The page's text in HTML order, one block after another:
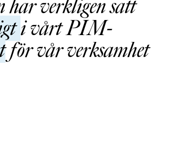
har verkligen satt
i vårt PIM-
för vår verksamhet